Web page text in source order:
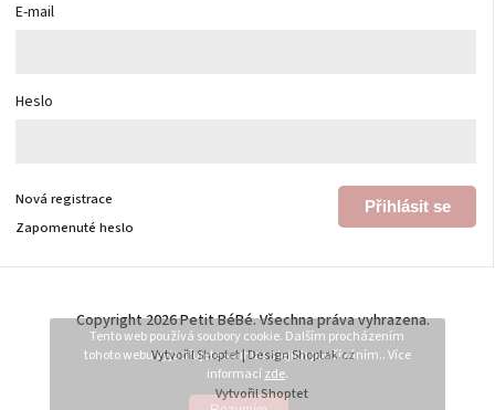
Tento web používá soubory cookie. Dalším procházením
tohoto webu vyjadřujete souhlas s jejich používáním.. Více
informacízde.
E-mail
Heslo
Přihlásit se
Nová registrace
Zapomenuté heslo
Vytvořil Shoptet
Copyright 2026Petit BéBé. Všechna práva vyhrazena.
VytvořilShoptet| DesignShoptak.cz